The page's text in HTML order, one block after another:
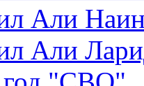
Али
Али